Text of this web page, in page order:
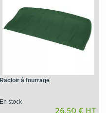
Racloir à fourrage
En stock
26,50 € HT